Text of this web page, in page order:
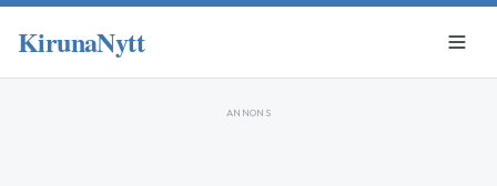
KirunaNytt
ANNONS